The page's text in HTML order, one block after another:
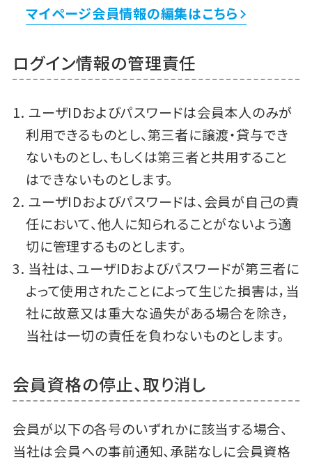
マイページ会員情報の編集はこちら
ログイン情報の管理責任
ユーザIDおよびパスワードは会員本人のみが
利用できるものとし、第三者に譲渡・貸与でき
ないものとし、もしくは第三者と共用すること
はできないものとします。
ユーザIDおよびパスワードは、会員が自己の責
任において、他人に知られることがないよう適
切に管理するものとします。
当社は、ユーザIDおよびパスワードが第三者に
よって使用されたことによって生じた損害は，当
社に故意又は重大な過失がある場合を除き，
当社は一切の責任を負わないものとします。
会員資格の停止、取り消し
会員が以下の各号のいずれかに該当する場合、
当社は会員への事前通知、承諾なしに会員資格